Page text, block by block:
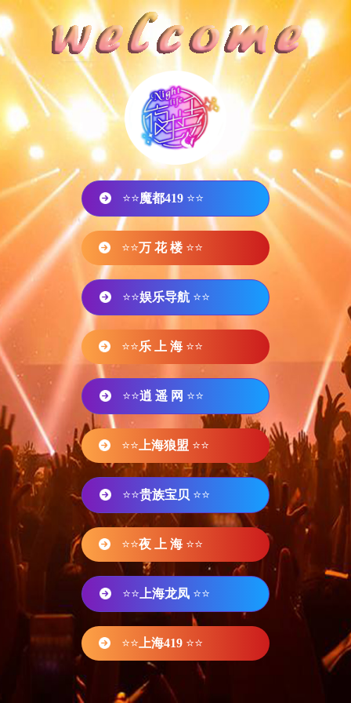
⭐⭐魔都419 ⭐⭐
⭐⭐万 花 楼 ⭐⭐
⭐⭐娱乐导航 ⭐⭐
⭐⭐乐 上 海 ⭐⭐
⭐⭐逍 遥 网 ⭐⭐
⭐⭐ 上海狼盟 ⭐⭐
⭐⭐贵族宝贝 ⭐⭐
⭐⭐夜 上 海 ⭐⭐
⭐⭐ 上海龙凤 ⭐⭐
⭐⭐ 上海419 ⭐⭐